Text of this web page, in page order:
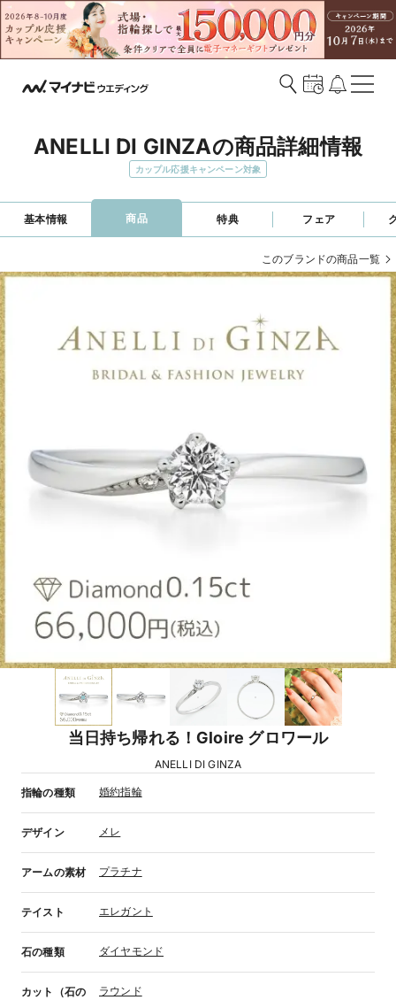
ANELLI DI GINZAの商品詳細情報
カップル応援キャンペーン対象
基本情報 商品 特典 フェア
このブランドの商品一覧
当日持ち帰れる！Gloire グロワール
ANELLI DI GINZA
指輪の種類 婚約指輪
デザイン メレ
アームの素材 プラチナ
テイスト エレガント
石の種類 ダイヤモンド
カット（石の
ラウンド